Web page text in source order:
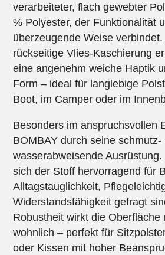
verarbeiteter, flach gewebter
% Polyester, der Funktionalität
überzeugende Weise
rückseitige Vlies-Kaschierung
eine angenehm weiche Haptik
Form – ideal für langlebige
Boot, im Camper oder im
Besonders im anspruchsvollen
BOMBAY durch seine schmutz-
wasserabweisende
sich der Stoff hervorragend für
Alltagstauglichkeit,
Widerstandsfähigkeit gefragt
Robustheit wirkt die Oberfläche
wohnlich – perfekt für
oder Kissen mit hoher